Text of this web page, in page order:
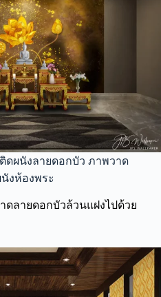
ผนังลายดอกบัว ภาพวาด
งห้องพระ
ลายดอกบัวล้วนแฝงไปด้วย